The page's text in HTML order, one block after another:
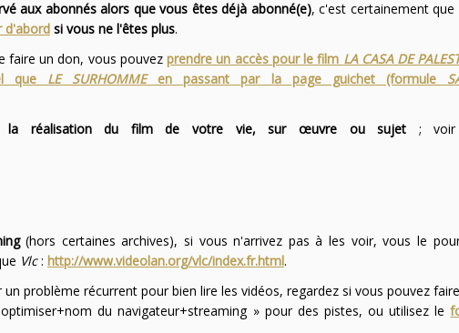
aux abonnés alors que vous êtes déjà abonné(e), c'est certainement
d'abordsi vous ne l'êtes plus.
faire un don, vous pouvezprendre un accès pour le film LA CASA DE
que LE SURHOMMEen passant par la page guichet (formule
la réalisation du film de votre vie, sur œuvre ou sujet ; voir
(hors certaines archives), si vous n'arrivez pas à les voir, vous le
Vlc: http://www.videolan.org/vlc/index.fr.html.
un problème récurrent pour bien lire les vidéos, regardez si vous pouvez
du navigateur+streaming » pour des pistes, ou utilisez le